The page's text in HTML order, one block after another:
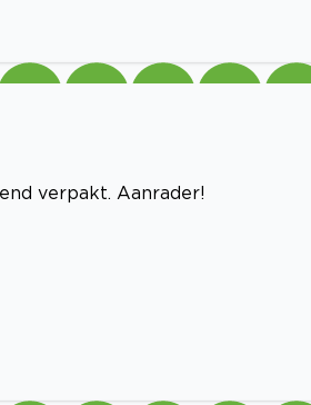
verpakt. Aanrader!